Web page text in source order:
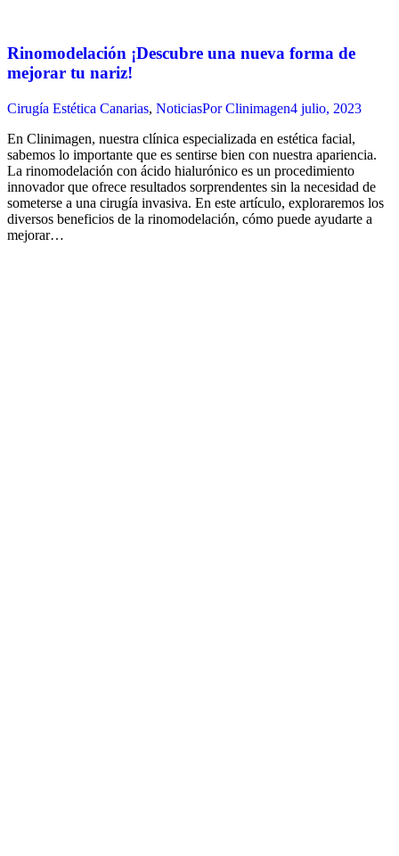
Rinomodelación ¡Descubre una nueva forma de
mejorar tu nariz!
Cirugía Estética Canarias, NoticiasPorClinimagen4 julio, 2023
En Clinimagen, nuestra clínica especializada en estética facial,
sabemos lo importante que es sentirse bien con nuestra apariencia.
La rinomodelación con ácido hialurónico es un procedimiento
innovador que ofrece resultados sorprendentes sin la necesidad de
someterse a una cirugía invasiva. En este artículo, exploraremos los
diversos beneficios de la rinomodelación, cómo puede ayudarte a
mejorar…